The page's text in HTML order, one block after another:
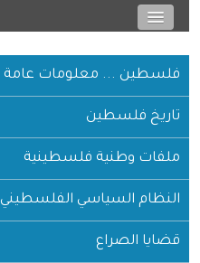
فلسطين ... معلومات عامة
تاريخ فلسطين
ملفات وطنية فلسطينية
النظام السياسي الفلسطيني
قضايا الصراع